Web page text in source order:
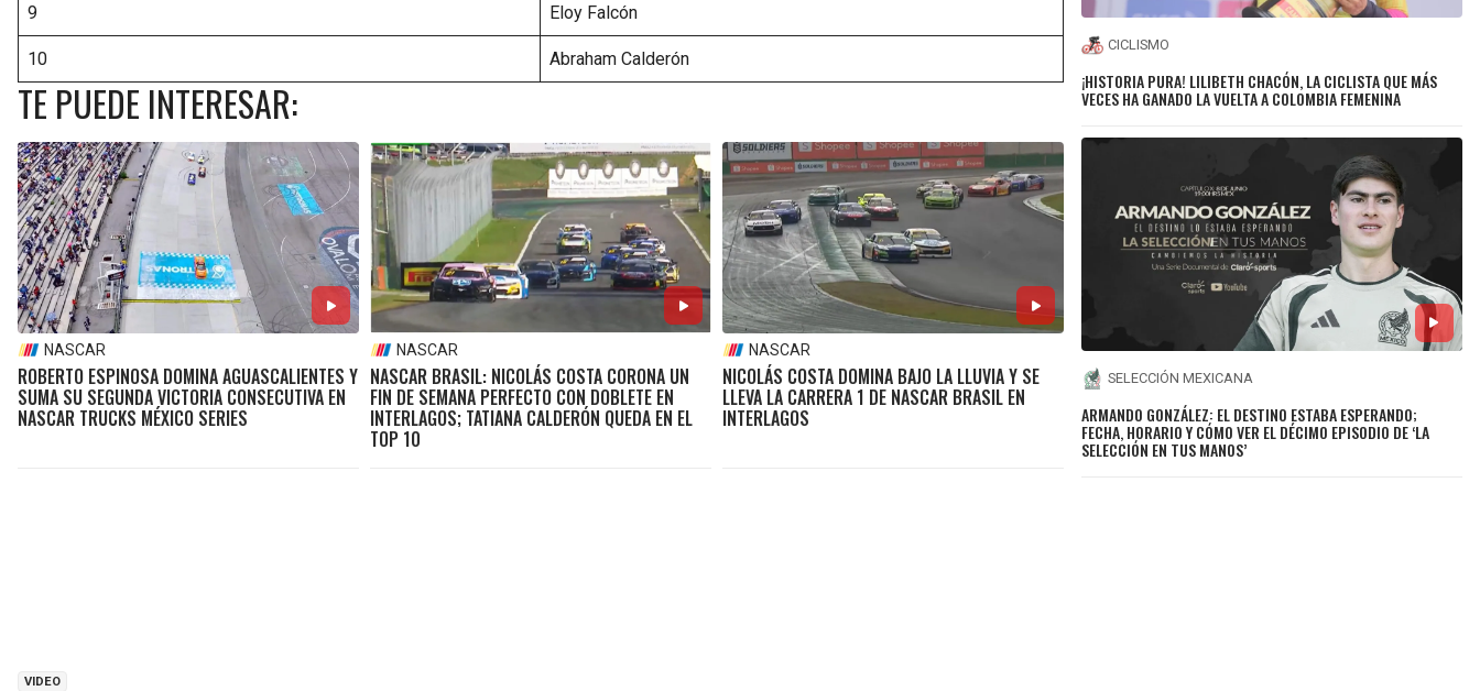
9 Eloy Falcón
10 Abraham Calderón
TE PUEDE INTERESAR:
NASCAR
ROBERTO ESPINOSA DOMINA AGUASCALIENTES Y
SUMA SU SEGUNDA VICTORIA CONSECUTIVA EN
NASCAR TRUCKS MÉXICO SERIES
NASCAR
NASCAR BRASIL: NICOLÁS COSTA CORONA UN
FIN DE SEMANA PERFECTO CON DOBLETE EN
INTERLAGOS; TATIANA CALDERÓN QUEDA EN EL
TOP 10
NASCAR
NICOLÁS COSTA DOMINA BAJO LA LLUVIA Y SE
LLEVA LA CARRERA 1 DE NASCAR BRASIL EN
INTERLAGOS
VIDEO
CICLISMO
¡HISTORIA PURA! LILIBETH CHACÓN, LA CICLISTA QUE MÁS
VECES HA GANADO LA VUELTA A COLOMBIA FEMENINA
SELECCIÓN MEXICANA
ARMANDO GONZÁLEZ: EL DESTINO ESTABA ESPERANDO;
FECHA, HORARIO Y CÓMO VER EL DÉCIMO EPISODIO DE ‘LA
SELECCIÓN EN TUS MANOS’